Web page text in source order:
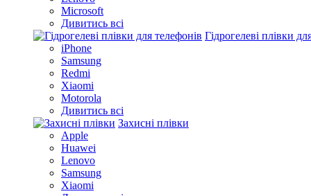
Microsoft
Дивитись всі
Гідрогелеві плівки
iPhone
Samsung
Redmi
Xiaomi
Motorola
Дивитись всі
Захисні плівки
Apple
Huawei
Lenovo
Samsung
Xiaomi